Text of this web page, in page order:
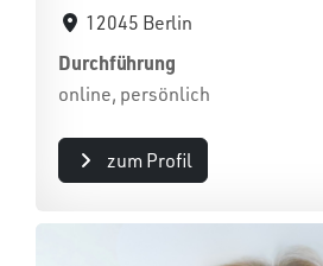
12045 Berlin
Durchführung
online, persönlich
zum Profil